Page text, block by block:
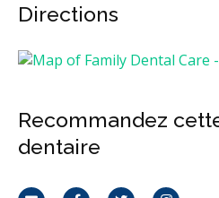
Directions
Recommandez
dentaire